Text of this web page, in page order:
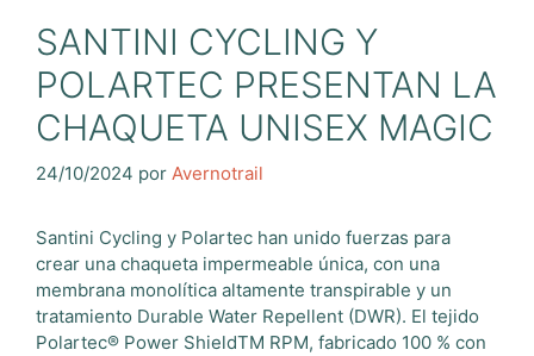
SANTINI CYCLING Y
POLARTEC PRESENTAN LA
CHAQUETA UNISEX MAGIC
24/10/2024 por Avernotrail
Santini Cycling y Polartec han unido fuerzas para
crear una chaqueta impermeable única, con una
membrana monolítica altamente transpirable y un
tratamiento Durable Water Repellent (DWR). El tejido
Polartec® Power ShieldTM RPM, fabricado 100 % con